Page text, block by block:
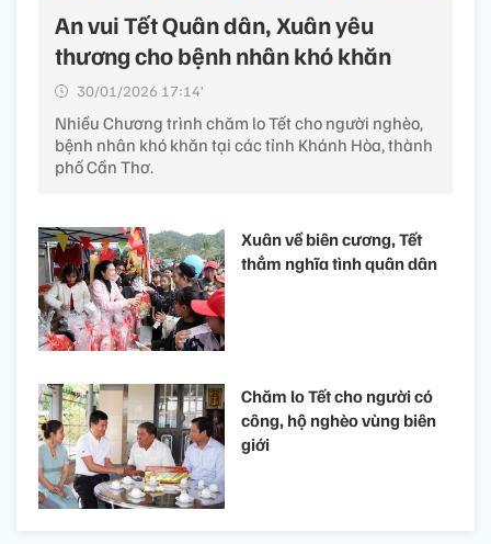
An vui Tết Quân dân, Xuân yêu
thương cho bệnh nhân khó khăn
30/01/2026 17:14’
Nhiều Chương trình chăm lo Tết cho người nghèo,
bệnh nhân khó khăn tại các tỉnh Khánh Hòa, thành
phố Cần Thơ.
Xuân về biên cương, Tết
thắm nghĩa tình quân dân
Chăm lo Tết cho người có
công, hộ nghèo vùng biên
giới